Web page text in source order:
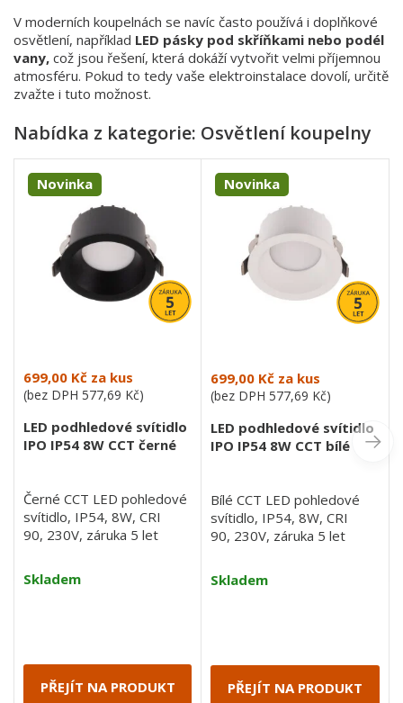
V moderních koupelnách se navíc často používá i doplňkové
osvětlení, například LED pásky pod skříňkami nebo podél
vany, což jsou řešení, která dokáží vytvořit velmi příjemnou
atmosféru. Pokud to tedy vaše elektroinstalace dovolí, určitě
zvažte i tuto možnost.
Nabídka z kategorie: Osvětlení koupelny
Novinka
699,00 Kč za kus
(bez DPH 577,69 Kč)
LED podhledové svítidlo
IPO IP54 8W CCT černé
Černé CCT LED pohledové
svítidlo, IP54, 8W, CRI
90, 230V, záruka 5 let
Skladem
PŘEJÍT NA PRODUKT
Novinka
699,00 Kč za kus
(bez DPH 577,69 Kč)
LED podhledové svítidlo
IPO IP54 8W CCT bílé
Bílé CCT LED pohledové
svítidlo, IP54, 8W, CRI
90, 230V, záruka 5 let
Skladem
PŘEJÍT NA PRODUKT